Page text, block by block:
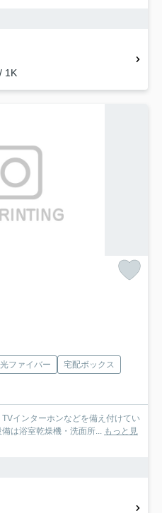
1K
光ファイバー
宅配ボックス
インターホンなどを備え付けてい
は浴室乾燥機・洗面所... もっと見